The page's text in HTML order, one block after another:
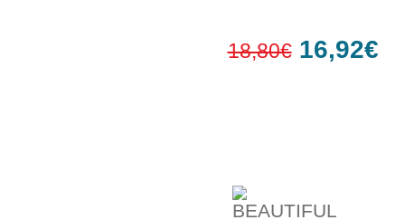
18,80€ 16,92€